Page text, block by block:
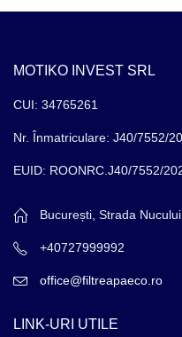
MOTIKO INVEST SRL
CUI: 34765261
Nr. Înmatriculare: J40/7552/
EUID: ROONRC.J40/7552/
București, Strada
+40727999992
office@filtreapaeco.ro
LINK-URI UTILE